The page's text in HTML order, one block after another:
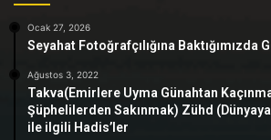
Ocak 27, 2026
Seyahat Fotoğrafçılığına Baktığımızda
Ağustos 3, 2022
Takva(Emirlere Uyma Günahtan
Şüphelilerden Sakınmak) Zühd
ile ilgili Hadis’ler